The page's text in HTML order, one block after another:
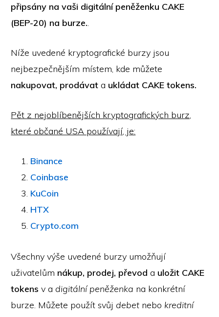
připsány na vaši digitální peněženku CAKE
(BEP-20) na burze..
Níže uvedené kryptografické burzy jsou
nejbezpečnějším místem, kde můžete
nakupovat, prodávat a ukládat CAKE tokens.
Pět z nejoblíbenějších kryptografických burz,
které občané USA používají, je:
Binance
Coinbase
KuCoin
HTX
Crypto.com
Všechny výše uvedené burzy umožňují
uživatelům nákup, prodej, převod a uložit CAKE
tokensv a digitální peněženka na konkrétní
burze. Můžete použít svůj debet nebo kreditní